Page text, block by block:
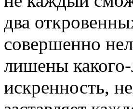
два
совершенно
лишены
искренность,